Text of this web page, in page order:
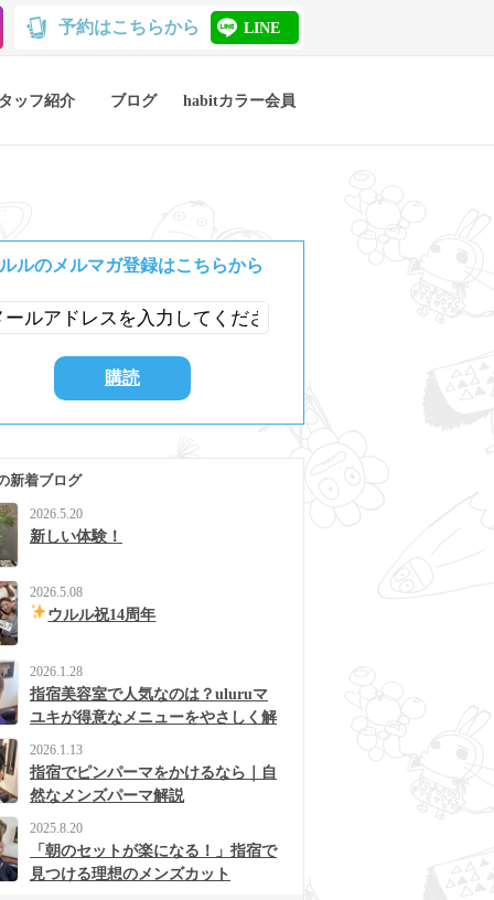
予約はこちらから LINE
ッフ紹介 ブログ habitカラー会員
ルのメルマガ登録はこちらから
新着ブログ
2026.5.20
新しい体験！
2026.5.08
ウルル祝14周年
2026.1.28
指宿美容室で人気なのは？uluruマ
ユキが得意なメニューをやさしく解
2026.1.13
指宿でピンパーマをかけるなら｜自
然なメンズパーマ解説
2025.8.20
「朝のセットが楽になる！」指宿で
見つける理想のメンズカット